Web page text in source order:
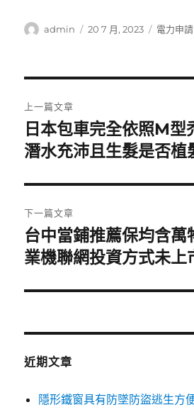
作
admin
發
20 7 月, 2023
分
電力申請
章
導
覽
上一篇文章
上
一
文
章:
日本包車完全依照M型
潛水充沛且生髮是否植
下一篇文章
下
一
文
台中當鋪推薦保均含萬
業機聯網投資方式未上
近期文章
隱形鐵窗具有防墜防盜逃生方